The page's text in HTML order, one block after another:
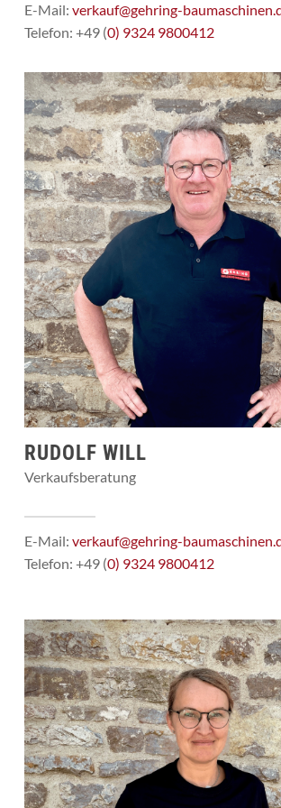
E-Mail:verkauf@gehring-
Telefon: +49 (0) 9324 9800412
RUDOLF WILL
Verkaufsberatung
E-Mail:verkauf@gehring-
Telefon: +49 (0) 9324 9800412